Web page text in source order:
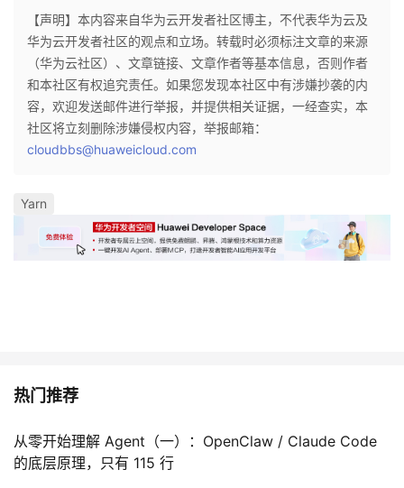
【声明】本内容来自华为云开发者社区博主，不代表华为云及
华为云开发者社区的观点和立场。转载时必须标注文章的来源
（华为云社区）、文章链接、文章作者等基本信息，否则作者
和本社区有权追究责任。如果您发现本社区中有涉嫌抄袭的内
容，欢迎发送邮件进行举报，并提供相关证据，一经查实，本
社区将立刻删除涉嫌侵权内容，举报邮箱：
cloudbbs@huaweicloud.com
Yarn
热门推荐
从零开始理解 Agent（一）：OpenClaw / Claude Code
的底层原理，只有 115 行